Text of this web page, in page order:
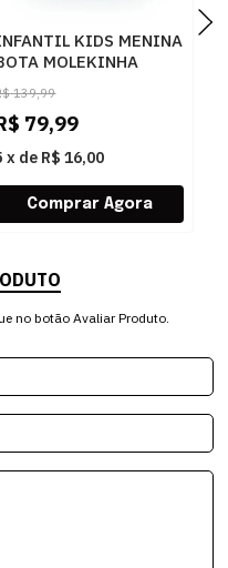
KIDS MENINA
MOLEKINHA
COUNTRY
139,99
79,99
x de R$ 16,00
no botão Avaliar Produto.